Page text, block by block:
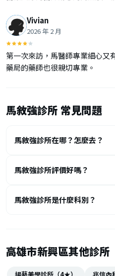
Vivian
2026 年 2 月
第一次來訪，馬醫師專業細心又
藥局的藥師也很親切專業。
馬敘強診所 常見問題
馬敘強診所在哪？怎麼去？
馬敘強診所評價好嗎？
馬敘強診所是什麼科別？
高雄市新興區其他診所